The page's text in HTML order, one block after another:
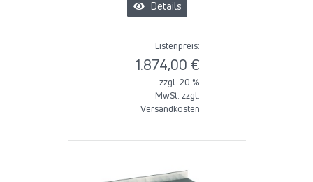
Details
Listenpreis:
1.874,00 €
zzgl. 20 %
MwSt. zzgl.
Versandkosten